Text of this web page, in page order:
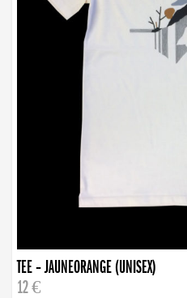
TEE – JAUNEORANGE (UNISEX)
12 €